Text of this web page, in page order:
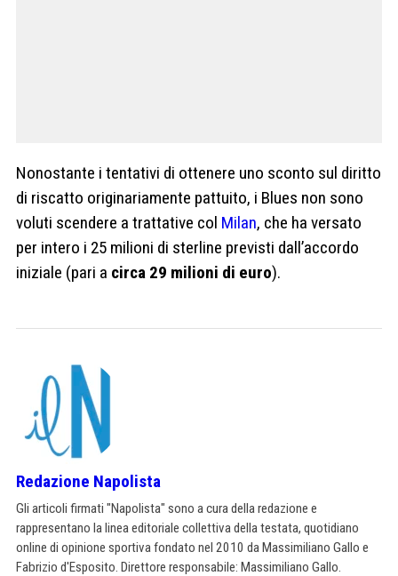
Nonostante i tentativi di ottenere uno sconto sul diritto
di riscatto originariamente pattuito, i Blues non sono
voluti scendere a trattative col Milan, che ha versato
per intero i 25 milioni di sterline previsti dall’accordo
iniziale (pari a circa 29 milioni di euro).
Redazione Napolista
Gli articoli firmati "Napolista" sono a cura della redazione e
rappresentano la linea editoriale collettiva della testata, quotidiano
online di opinione sportiva fondato nel 2010 da Massimiliano Gallo e
Fabrizio d'Esposito. Direttore responsabile: Massimiliano Gallo.